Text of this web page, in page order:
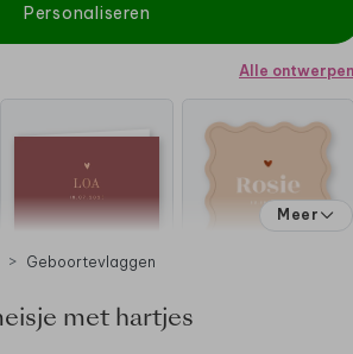
Personaliseren
Alle ontwerpen
Meer
Geboortevlaggen
met hartjes